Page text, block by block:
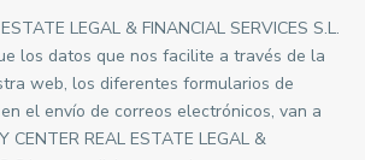
LEGAL & FINANCIAL SERVICES S.L.
los datos que nos facilite a través de la
web, los diferentes formularios de
el envío de correos electrónicos, van a
CENTER REAL ESTATE LEGAL &